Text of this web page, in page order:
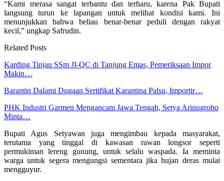
“Kami merasa sangat terbantu dan terharu, karena Pak Bupati
langsung turun ke lapangan untuk melihat kondisi kami. Ini
menunjukkan bahwa beliau benar-benar peduli dengan rakyat
kecil,” ungkap Safrudin.
Related Posts
Karding Tinjau SSm JI-QC di Tanjung Emas, Pemeriksaan Impor
Makin…
Barantin Dalami Dugaan Sertifikat Karantina Palsu, Importir…
PHK Industri Garmen Mengancam Jawa Tengah, Setya Arinugroho
Minta…
Bupati Agus Setyawan juga mengimbau kepada masyarakat,
terutama yang tinggal di kawasan rawan longsor seperti
permukiman lereng gunung, untuk selalu waspada. Ia meminta
warga untuk segera mengungsi sementara jika hujan deras mulai
mengguyur.